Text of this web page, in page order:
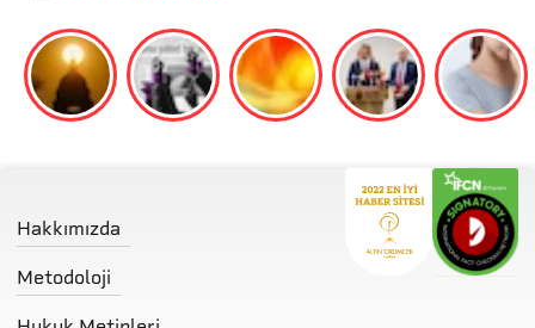
Hakkımızda
Metodoloji